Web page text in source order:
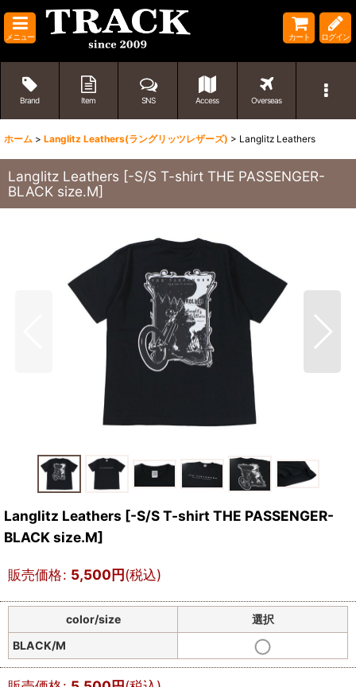
メニュー カート ログイン
Brand Item SNS Access Overseas
ホーム > Langlitz Leathers(ラングリッツレザーズ) > Langlitz Leathers
Langlitz Leathers [-S/S T-shirt THE PASSENGER-
BLACK size.M]
Langlitz Leathers [-S/S T-shirt THE PASSENGER-
BLACK size.M]
販売価格: 5,500円(税込)
color/size
選択
BLACK/M